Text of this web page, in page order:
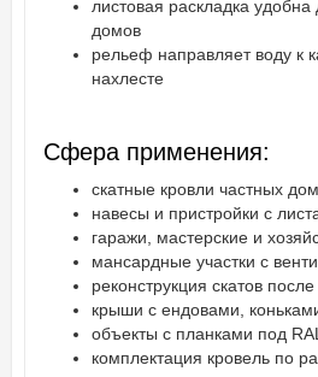
листовая раскладка удобна
домов
рельеф направляет воду к
нахлесте
Сфера применения:
скатные кровли частных
навесы и пристройки с
гаражи, мастерские и
мансардные участки с
реконструкция скатов
крыши с ендовами,
объекты с планками под
комплектация кровель по